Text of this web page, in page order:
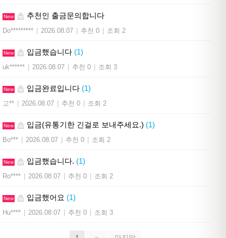
New 추천인 출금문의합니다
Do********* 2026.08.07 추천 0 조회 2
New 입금했습니다 (1)
uk****** 2026.08.07 추천 0 조회 3
New 입금완료입니다 (1)
고** 2026.08.07 추천 0 조회 2
New 입금(유통기한 긴걸로 보내주세요.) (1)
Bo*** 2026.08.07 추천 0 조회 2
New 입금했습니다. (1)
Ro**** 2026.08.07 추천 0 조회 2
New 입금했어요 (1)
Hu**** 2026.08.07 추천 0 조회 3